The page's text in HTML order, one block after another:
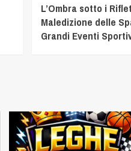
L’Ombra sotto i
Maledizione delle
Grandi Eventi